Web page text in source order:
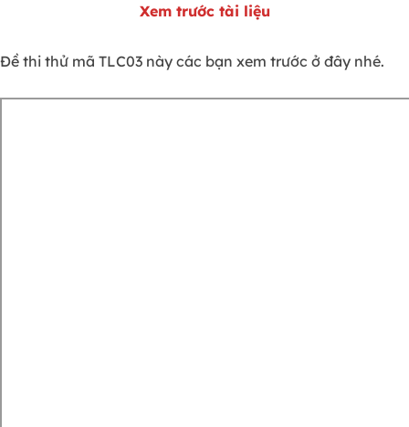
Xem trước tài liệu
Đề thi thử mã TLC03 này các bạn xem trước ở đây nhé.